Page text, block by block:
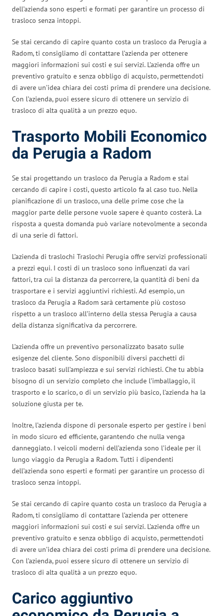
dell’azienda sono esperti e formati per garantire un processo di
trasloco senza intoppi.
Se stai cercando di capire quanto costa un trasloco da Perugia a
Radom, ti consigliamo di contattare l’azienda per ottenere
maggiori informazioni sui costi e sui servizi. L’azienda offre un
preventivo gratuito e senza obbligo di acquisto, permettendoti
di avere un’idea chiara dei costi prima di prendere una decisione.
Con l’azienda, puoi essere sicuro di ottenere un servizio di
trasloco di alta qualità a un prezzo equo.
Trasporto Mobili Economico
da Perugia a Radom
Se stai progettando un trasloco da Perugia a Radom e stai
cercando di capire i costi, questo articolo fa al caso tuo. Nella
pianificazione di un trasloco, una delle prime cose che la
maggior parte delle persone vuole sapere è quanto costerà. La
risposta a questa domanda può variare notevolmente a seconda
di una serie di fattori.
L’azienda di traslochi Traslochi Perugia offre servizi professionali
a prezzi equi. I costi di un trasloco sono influenzati da vari
fattori, tra cui la distanza da percorrere, la quantità di beni da
trasportare e i servizi aggiuntivi richiesti. Ad esempio, un
trasloco da Perugia a Radom sarà certamente più costoso
rispetto a un trasloco all’interno della stessa Perugia a causa
della distanza significativa da percorrere.
L’azienda offre un preventivo personalizzato basato sulle
esigenze del cliente. Sono disponibili diversi pacchetti di
trasloco basati sull’ampiezza e sui servizi richiesti. Che tu abbia
bisogno di un servizio completo che include l’imballaggio, il
trasporto e lo scarico, o di un servizio più basico, l’azienda ha la
soluzione giusta per te.
Inoltre, l’azienda dispone di personale esperto per gestire i beni
in modo sicuro ed efficiente, garantendo che nulla venga
danneggiato. I veicoli moderni dell’azienda sono l’ideale per il
lungo viaggio da Perugia a Radom. Tutti i dipendenti
dell’azienda sono esperti e formati per garantire un processo di
trasloco senza intoppi.
Se stai cercando di capire quanto costa un trasloco da Perugia a
Radom, ti consigliamo di contattare l’azienda per ottenere
maggiori informazioni sui costi e sui servizi. L’azienda offre un
preventivo gratuito e senza obbligo di acquisto, permettendoti
di avere un’idea chiara dei costi prima di prendere una decisione.
Con l’azienda, puoi essere sicuro di ottenere un servizio di
trasloco di alta qualità a un prezzo equo.
Carico aggiuntivo